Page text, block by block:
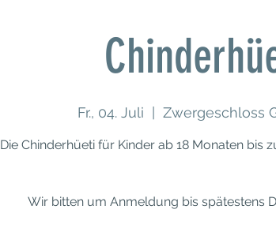
Fr., 04. Juli Zwergeschloss
Die Chinderhüeti für Kinder ab 18 Monaten bis
Wir bitten um Anmeldung bis spätestens